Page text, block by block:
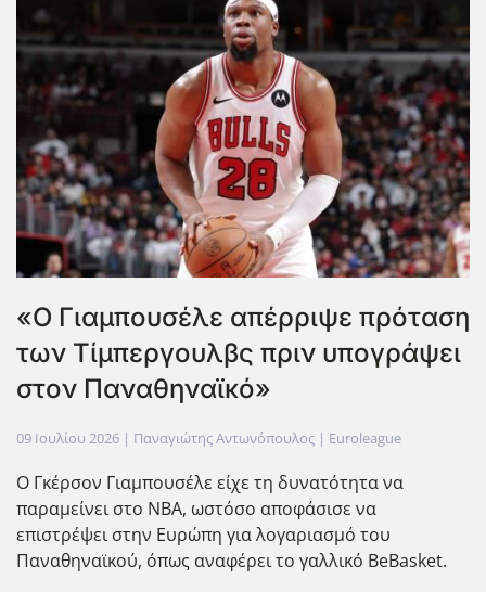
«Ο Γιαμπουσέλε απέρριψε πρόταση
των Τίμπεργουλβς πριν υπογράψει
στον Παναθηναϊκό»
09 Ιουλίου 2026 | Παναγιώτης Αντωνόπουλος | Euroleague
Ο Γκέρσον Γιαμπουσέλε είχε τη δυνατότητα να
παραμείνει στο NBA, ωστόσο αποφάσισε να
επιστρέψει στην Ευρώπη για λογαριασμό του
Παναθηναϊκού, όπως αναφέρει το γαλλικό BeBasket.